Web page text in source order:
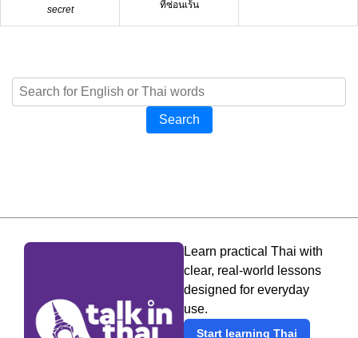
secret
ที่ซ่อนเร้น
Search
Learn practical Thai with
clear, real-world lessons
designed for everyday
use.
Start learning Thai